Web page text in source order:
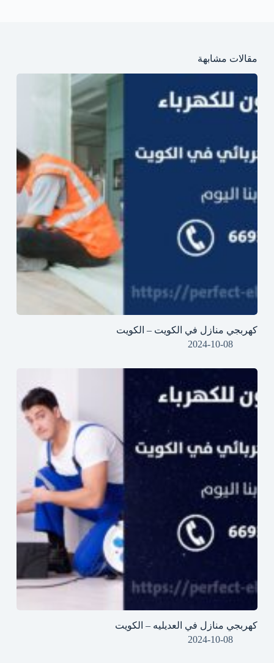
مقالات مشابهة
كهربجي منازل في الكويت – الكويت
2024-10-08
كهربجي منازل في العديليه – الكويت
2024-10-08